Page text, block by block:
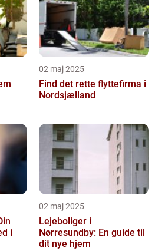
02 maj 2025
Find det rette flyttefirma i
Nordsjælland
i
02 maj 2025
Lejeboliger i
Nørresundby: En guide til
dit nye hjem